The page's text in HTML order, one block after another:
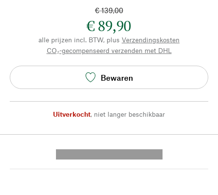
€ 139,00
€ 89,90
alle prijzen incl. BTW, plus Verzendingskosten
CO₂-gecompenseerd verzenden met DHL
Bewaren
Uitverkocht, niet langer beschikbaar